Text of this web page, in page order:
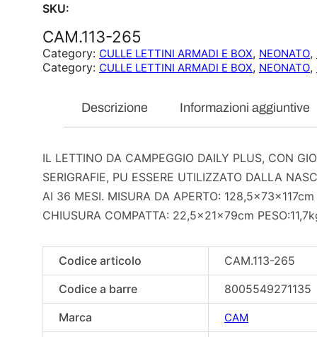
SKU:
CAM.113-265
Category: CULLE LETTINI ARMADI E BOX, NEONATO,
Category: CULLE LETTINI ARMADI E BOX, NEONATO,
Descrizione Informazioni aggiuntive
IL LETTINO DA CAMPEGGIO DAILY PLUS, CON
SERIGRAFIE, PU ESSERE UTILIZZATO DALLA
AI 36 MESI. MISURA DA APERTO: 128,5x73x117cm
CHIUSURA COMPATTA: 22,5x21x79cm
Codice articolo
CAM.113-265
Codice a barre
8005549271135
Marca
CAM